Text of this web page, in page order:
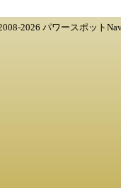
2026 パワースポット